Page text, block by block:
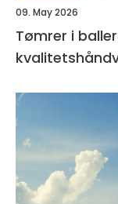
09. May 2026
Tømrer i ballerup sådan